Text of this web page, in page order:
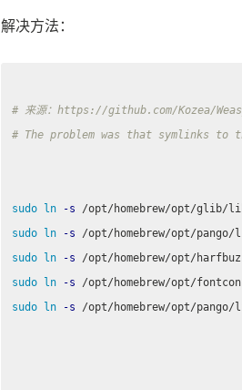
解决方法：
# 来源：https://github.com/Kozea/
# The problem was that symlinks to
sudo ln -s
sudo ln
-s
sudo ln
-s
sudo ln
-s
sudo ln
-s /opt/homebrew/opt/